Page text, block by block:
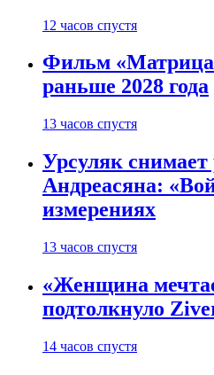
12 часов спустя
Фильм «Матрица
раньше 2028 года
13 часов спустя
Урсуляк
Андреасяна:
измерениях
13 часов спустя
«Женщина
подтолкнуло
14 часов спустя